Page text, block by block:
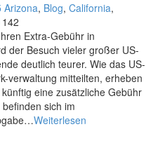
Arizona, Blog, California,
142
Extra-Gebühr in
der Besuch vieler großer US-
deutlich teurer. Wie das US-
verwaltung mitteilten, erheben
eine zusätzliche Gebühr
sich im
Weiterlesen